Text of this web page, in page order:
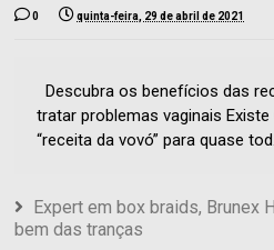
0 quinta-feira, 29 de abril de 2021
Descubra os benefícios das
tratar problemas vaginais
“receita da vovó” para quase
Expert em box braids, Brunex
bem das tranças